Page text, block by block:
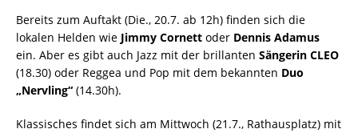
Bereits zum Auftakt (Die., 20.7. ab 12h) finden sich die
lokalen Helden wie Jimmy Cornett oder Dennis Adamus
ein. Aber es gibt auch Jazz mit der brillanten Sängerin CLEO
(18.30) oder Reggea und Pop mit dem bekannten Duo
„Nervling“ (14.30h).
Klassisches findet sich am Mittwoch (21.7., Rathausplatz) mit